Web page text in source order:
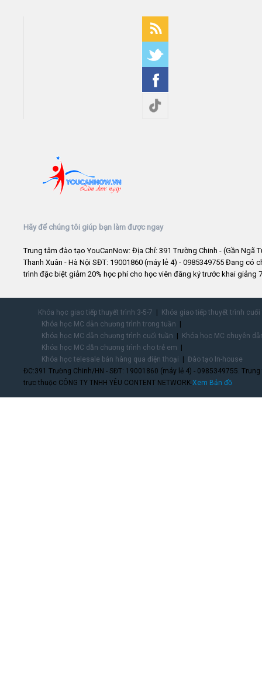
Hãy để chúng tôi giúp bạn làm được ngay
Trung tâm đào tạo YouCanNow: Địa Chỉ: 391 Trường Chinh - (Gần Ngã
Thanh Xuân - Hà Nội SĐT: 19001860 (máy lẻ 4) - 0985349755 Đang có
trình đặc biệt giảm 20% học phí cho học viên đăng ký trước khai giảng
Khóa học giao tiếp thuyết trình 3-5-7
Khóa giao tiếp thuyết trình
Khóa học MC dẫn chương trình trong tuần
Khóa học MC dẫn chương trình cuối tuần
Khóa học MC chuyên
Khóa học MC dẫn chương trình cho trẻ em
Khóa học telesale bán hàng qua điện thoại
Đào tạo In-house
ĐC:391 Trường Chinh/HN - SĐT: 19001860 (máy lẻ 4) - 0985349755.
trực thuộc CÔNG TY TNHH YÊU CONTENT NETWORK.Xem Bản đồ